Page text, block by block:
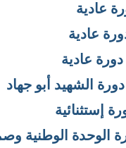
عادية
عادية
عادية
الشهيد أبو جهاد
إستثنائية
الوحدة الوطنية